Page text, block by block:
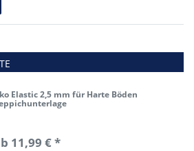
Elastic 2,5 mm für Harte Böden
11,99 € *